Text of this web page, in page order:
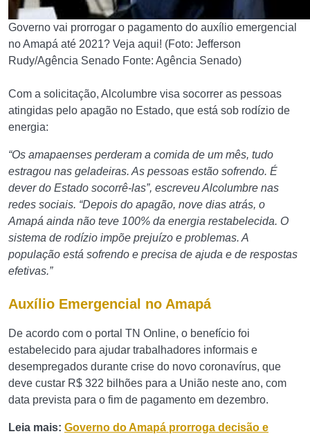
Governo vai prorrogar o pagamento do auxílio emergencial
no Amapá até 2021? Veja aqui! (Foto: Jefferson
Rudy/Agência Senado Fonte: Agência Senado)
Com a solicitação, Alcolumbre visa socorrer as pessoas
atingidas pelo apagão no Estado, que está sob rodízio de
energia:
“Os amapaenses perderam a comida de um mês, tudo
estragou nas geladeiras. As pessoas estão sofrendo. É
dever do Estado socorrê-las”, escreveu Alcolumbre nas
redes sociais. “Depois do apagão, nove dias atrás, o
Amapá ainda não teve 100% da energia restabelecida. O
sistema de rodízio impõe prejuízo e problemas. A
população está sofrendo e precisa de ajuda e de respostas
efetivas.”
Auxílio Emergencial no Amapá
De acordo com o portal TN Online, o benefício foi
estabelecido para ajudar trabalhadores informais e
desempregados durante crise do novo coronavírus, que
deve custar R$ 322 bilhões para a União neste ano, com
data prevista para o fim de pagamento em dezembro.
Leia mais: Governo do Amapá prorroga decisão e